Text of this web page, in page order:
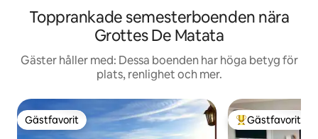
Topprankade semesterboenden nära
Grottes De Matata
Gäster håller med: Dessa boenden har höga betyg för
plats, renlighet och mer.
Gästfavorit
Gästfavorit Populär
Gästfavorit